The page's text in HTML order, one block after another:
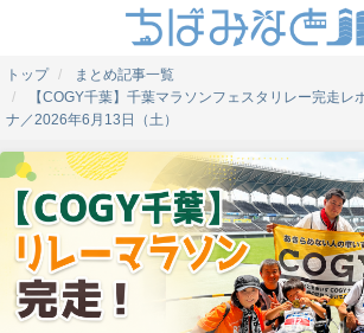
トップ
まとめ記事一覧
【COGY千葉】千葉マラソンフェスタリレー完走レ
ナ／2026年6月13日（土）